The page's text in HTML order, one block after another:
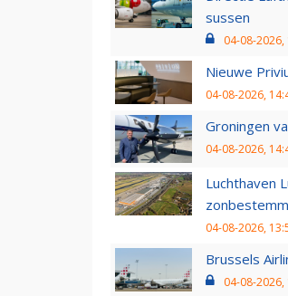
sussen
04-08-2026,
Nieuwe
04-08-2026,
Groningen
04-08-2026,
Luchthaven
04-08-2026,
Brussels
04-08-2026,